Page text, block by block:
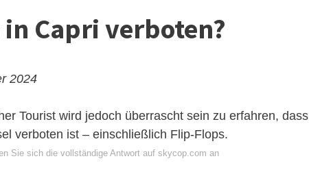
Capri verboten?
2024
Tourist wird jedoch überrascht sein zu erfahren, dass
verboten ist – einschließlich Flip-Flops.
Sie sich die vollständige Antwort auf skycop.com an